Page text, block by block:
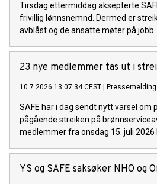
Tirsdag ettermiddag aksepterte
frivillig lønnsnemnd. Dermed er
avblåst og de ansatte møter på jobb.
23 nye medlemmer tas ut i
10.7.2026 13:07:34 CEST Pressemelding
SAFE har i dag sendt nytt varsel om
pågående streiken på
medlemmer fra onsdag 15. juli 2026
YS og SAFE saksøker NHO og